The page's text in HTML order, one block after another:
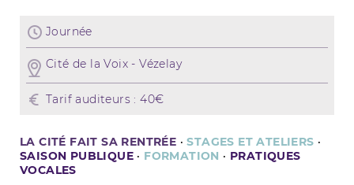
Journée
Cité de la Voix - Vézelay
Tarif auditeurs : 40€
LA CITÉ FAIT SA RENTRÉE ·STAGES ET ATELIERS ·
SAISON PUBLIQUE · FORMATION · PRATIQUES
VOCALES